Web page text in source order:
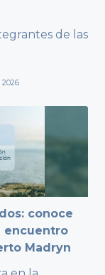
de las
2026
conoce
encuentro
Madryn